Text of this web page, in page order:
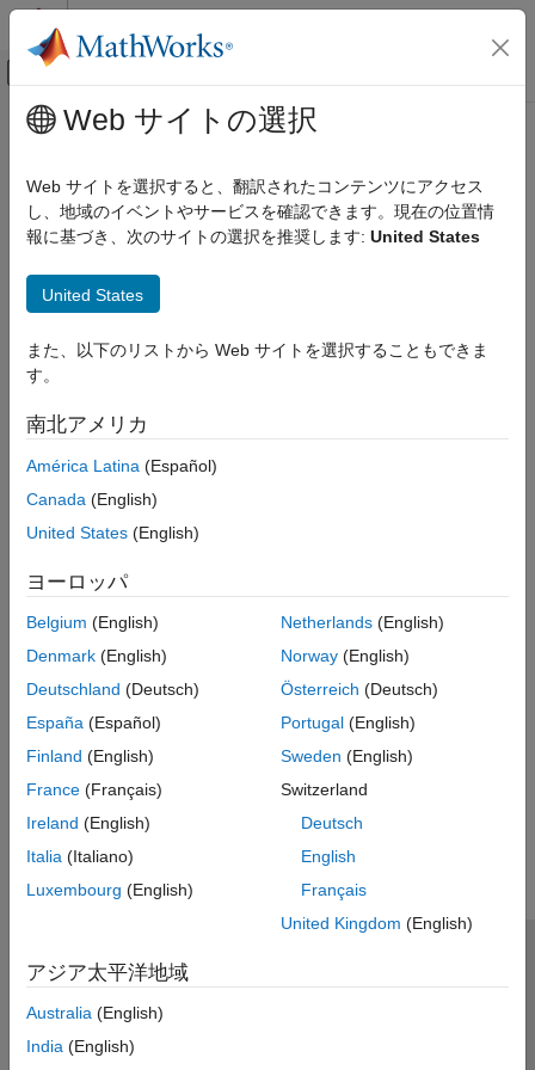
コンテンツへスキップ
オフキャンバス ナビゲーション メ
ドキュメンテーションのホーム
Simulink Supported Hardware
Arduino Hardware
Communication Protocols
CAN
Interrupt Pin
Description
Version History
メインコンテンツ
Interrupt Pin
SPI pin on the hardware to which the CAN shield is connected
Hardware board settings / Target hardware resources / CAN
properties
Description
connected.
7| 2 |12
Programmatic Use
No programmatic use is available.
Version History
How useful was this information?
Web サイトの選択
Web サイトを選択すると、翻訳されたコンテンツにアクセス
し、地域のイベントやサービスを確認できます。現在の位置情
報に基づき、次のサイトの選択を推奨します: United States
United States
また、以下のリストから Web サイトを選択することもできま
す。
南北アメリカ
América Latina (Español)
Canada (English)
United States (English)
ヨーロッパ
Belgium (English)
Denmark (English)
Deutschland (Deutsch)
España (Español)
Finland (English)
France (Français)
Ireland (English)
Italia (Italiano)
Luxembourg (English)
Netherlands(English)
Norway(English)
Österreich (Deutsch)
Portugal(English)
Sweden (English)
Switzerland
Deutsch
English
Français
United Kingdom (English)
アジア太平洋地域
Australia (English)
India (English)
トラストセンター